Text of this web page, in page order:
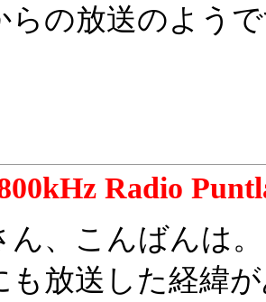
らの放送のよう
Radio
ん、こんばんは
も放送した経緯